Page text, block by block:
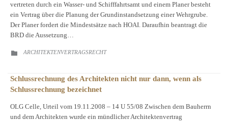
vertreten durch ein Wasser- und Schifffahrtsamt und einem Planer besteht
ein Vertrag über die Planung der Grundinstandsetzung einer Wehrgrube.
Der Planer fordert die Mindestsätze nach HOAI. Daraufhin beantragt die
BRD die Aussetzung…
 CATEGORY
ARCHITEKTENVERTRAGSRECHT
Schlussrechnung des Architekten nicht nur dann, wenn als
Schlussrechnung bezeichnet
OLG Celle, Urteil vom 19.11.2008 – 14 U 55/08 Zwischen dem Bauherrn
und dem Architekten wurde ein mündlicher Architektenvertrag